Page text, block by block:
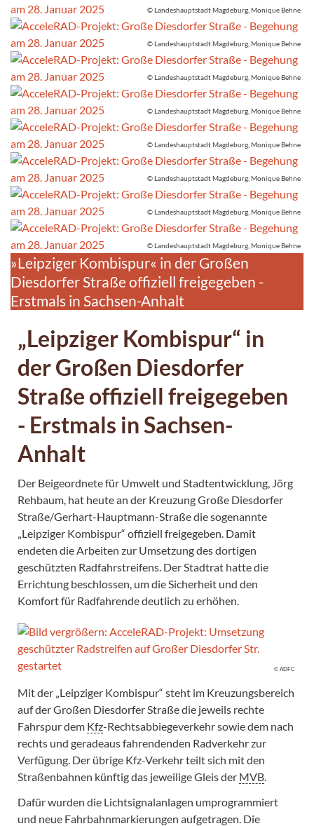
© Landeshauptstadt Magdeburg, Monique Behne
© Landeshauptstadt Magdeburg, Monique Behne
© Landeshauptstadt Magdeburg, Monique Behne
© Landeshauptstadt Magdeburg, Monique Behne
© Landeshauptstadt Magdeburg, Monique Behne
© Landeshauptstadt Magdeburg, Monique Behne
© Landeshauptstadt Magdeburg, Monique Behne
© Landeshauptstadt Magdeburg, Monique Behne
»Leipziger Kombispur« in der Großen
Diesdorfer Straße offiziell freigegeben -
Erstmals in Sachsen-Anhalt
„Leipziger Kombispur“ in
der Großen Diesdorfer
Straße offiziell freigegeben
- Erstmals in Sachsen-
Anhalt
Der Beigeordnete für Umwelt und Stadtentwicklung, Jörg
Rehbaum, hat heute an der Kreuzung Große Diesdorfer
Straße/Gerhart-Hauptmann-Straße die sogenannte
„Leipziger Kombispur“ offiziell freigegeben. Damit
endeten die Arbeiten zur Umsetzung des dortigen
geschützten Radfahrstreifens. Der Stadtrat hatte die
Errichtung beschlossen, um die Sicherheit und den
Komfort für Radfahrende deutlich zu erhöhen.
© ADFC
Mit der „Leipziger Kombispur“ steht im Kreuzungsbereich
auf der Großen Diesdorfer Straße die jeweils rechte
Fahrspur dem Kfz-Rechtsabbiegeverkehr sowie dem nach
rechts und geradeaus fahrendenden Radverkehr zur
Verfügung. Der übrige Kfz-Verkehr teilt sich mit den
Straßenbahnen künftig das jeweilige Gleis der MVB
Dafür wurden die Lichtsignalanlagen umprogrammiert
und neue Fahrbahnmarkierungen aufgetragen. Die